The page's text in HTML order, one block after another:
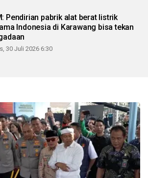
Pendirian pabrik alat berat listrik
Indonesia di Karawang bisa tekan
30 Juli 2026 6:30